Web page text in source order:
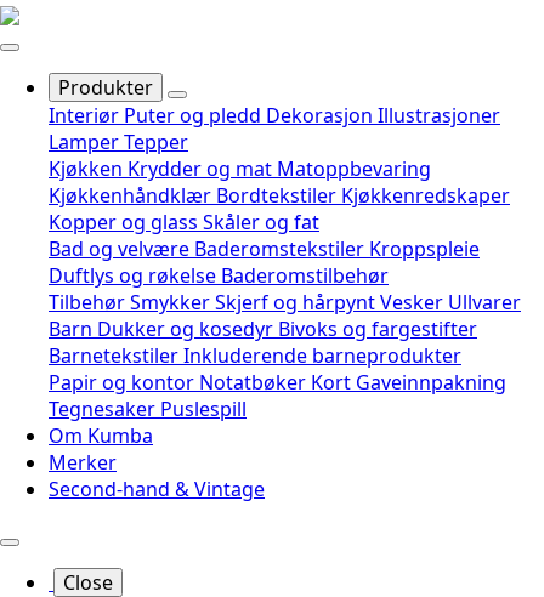
Produkter
Interiør Puter og pledd Dekorasjon Illustrasjoner
LamperTepper
Kjøkken Krydder og mat Matoppbevaring
Kjøkkenhåndklær Bordtekstiler Kjøkkenredskaper
Kopper og glass Skåler og fat
Bad og velvære Baderomstekstiler Kroppspleie
Duftlys og røkelse Baderomstilbehør
TilbehørSmykkerSkjerf og hårpyntVesker Ullvarer
Barn Dukker og kosedyr Bivoks og fargestifter
BarnetekstilerInkluderende barneprodukter
Papir og kontor Notatbøker Kort Gaveinnpakning
Tegnesaker Puslespill
Om Kumba
Merker
Second-hand & Vintage
Close